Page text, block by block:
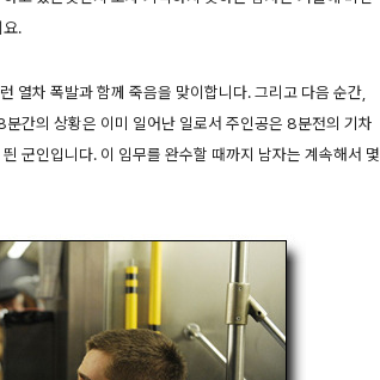
요.
열차 폭발과 함께 죽음을 맞이합니다. 그리고 다음 순간,
간의 상황은 이미 일어난 일로서 주인공은 8분전의 기차
군인입니다. 이 임무를 완수할 때까지 남자는 계속해서 몇